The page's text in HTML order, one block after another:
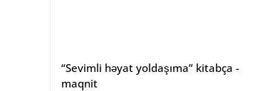
“Sevimli həyat yoldaşıma” kitabça -
maqnit